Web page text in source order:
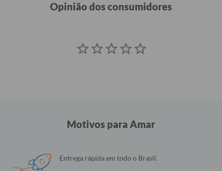
Opinião dos consumidores
Motivos para Amar
Entrega rápida em todo o Brasil.